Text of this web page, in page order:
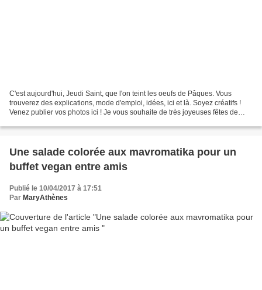
C'est aujourd'hui, Jeudi Saint, que l'on teint les oeufs de Pâques. Vous
trouverez des explications, mode d'emploi, idées, ici et là. Soyez créatifs !
Venez publier vos photos ici ! Je vous souhaite de très joyeuses fêtes de
Une salade colorée aux mavromatika pour un
buffet vegan entre amis
Publié le 10/04/2017 à 17:51
Par MaryAthènes